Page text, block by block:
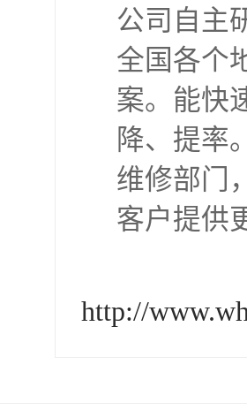
公司自主
全国各个
案。能快
降、提率
维修部门
客户提供
http://